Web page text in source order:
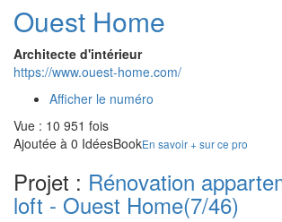
Ouest Home
Architecte d'intérieur
https://www.ouest-home.com/
Afficher le numéro
Vue : 10 951 fois
Ajoutée à 0 IdéesBookEn savoir + sur ce pro
Projet : Rénovation
loft - Ouest Home(7/46)